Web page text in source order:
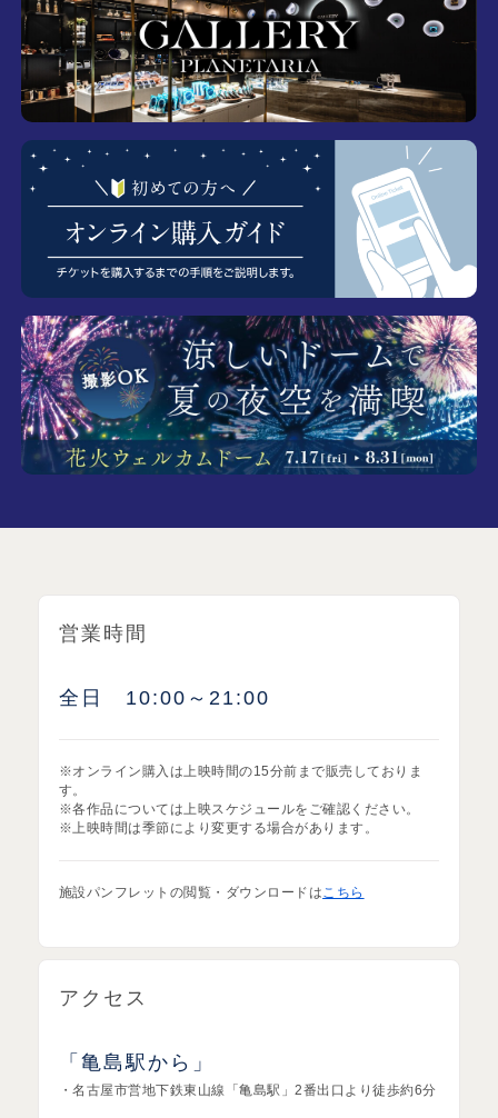
営業時間
全日 10:00～21:00
※オンライン購入は上映時間の15分前まで販売しておりま
す。
※各作品については上映スケジュールをご確認ください。
※上映時間は季節により変更する場合があります。
施設パンフレットの閲覧・ダウンロードは こちら
アクセス
「亀島駅から」
・名古屋市営地下鉄東山線「亀島駅」2番出口より徒歩約6分